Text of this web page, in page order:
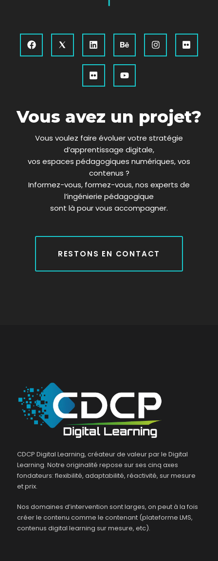
F
a
c
I
c
o
r
x
L
i
n
k
e
d
i
B
e
h
a
n
c
e
I
n
s
F
l
i
F
l
i
c
k
r
Y
o
u
t
u
b
e
Vous avez un projet?
Vous voulez faire évoluer votre stratégie
d’apprentissage digitale,
vos espaces pédagogiques numériques, vos
contenus ?
Informez-vous, formez-vous, nos experts de
l’ingénierie pédagogique
sont là pour vous accompagner.
RESTONS EN CONTACT
CDCP Digital Learning, créateur de valeur par le Digital
Learning. Notre originalité repose sur ses cinq axes
fondateurs: flexibilité, adaptabilité, réactivité, sur mesure
et prix.
Nos domaines d’intervention sont larges, on peut à la fois
créer le contenu comme le contenant (plateforme LMS,
contenus digital learning sur mesure, etc).